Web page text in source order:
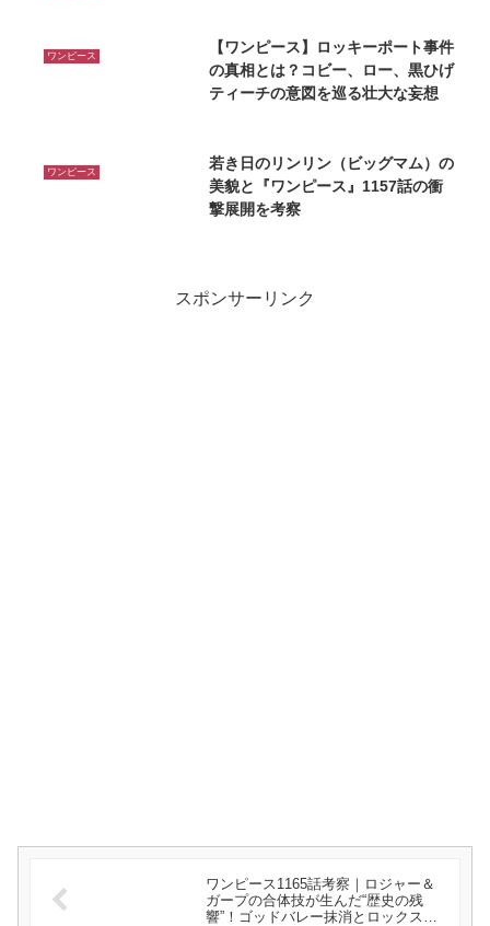
ワンピース
【ワンピース】ロッキーポート事件
の真相とは？コビー、ロー、黒ひげ
ティーチの意図を巡る壮大な妄想
ワンピース
若き日のリンリン（ビッグマム）の
美貌と『ワンピース』1157話の衝
撃展開を考察
スポンサーリンク
ワンピース1165話考察｜ロジャー＆
ガープの合体技が生んだ“歴史の残
響”！ゴッドバレー抹消とロックス海